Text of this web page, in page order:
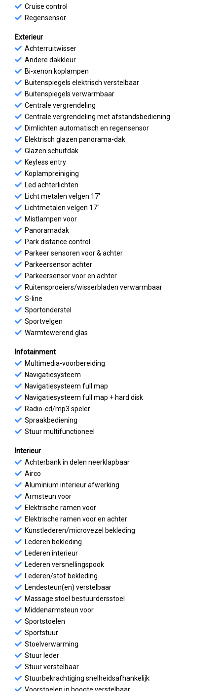
Cruise control
Regensensor
Exterieur
Achterruitwisser
Andere dakkleur
Bi-xenon koplampen
Buitenspiegels elektrisch verstelbaar
Buitenspiegels verwarmbaar
Centrale vergrendeling
Centrale vergrendeling met afstandsbediening
Dimlichten automatisch en regensensor
Elektrisch glazen panorama-dak
Glazen schuifdak
Keyless entry
Koplampreiniging
Led achterlichten
Licht metalen velgen 17'
Lichtmetalen velgen 17"
Mistlampen voor
Panoramadak
Park distance control
Parkeer sensoren voor & achter
Parkeersensor achter
Parkeersensor voor en achter
Ruitensproeiers/wisserbladen verwarmbaar
S-line
Sportonderstel
Sportvelgen
Warmtewerend glas
Infotainment
Multimedia-voorbereiding
Navigatiesysteem
Navigatiesysteem full map
Navigatiesysteem full map + hard disk
Radio-cd/mp3 speler
Spraakbediening
Stuur multifunctioneel
Interieur
Achterbank in delen neerklapbaar
Airco
Aluminium interieur afwerking
Armsteun voor
Elektrische ramen voor
Elektrische ramen voor en achter
Kunstlederen/microvezel bekleding
Lederen bekleding
Lederen interieur
Lederen versnellingspook
Lederen/stof bekleding
Lendesteun(en) verstelbaar
Massage stoel bestuurdersstoel
Middenarmsteun voor
Sportstoelen
Sportstuur
Stoelverwarming
Stuur leder
Stuur verstelbaar
Stuurbekrachtiging snelheidsafhankelijk